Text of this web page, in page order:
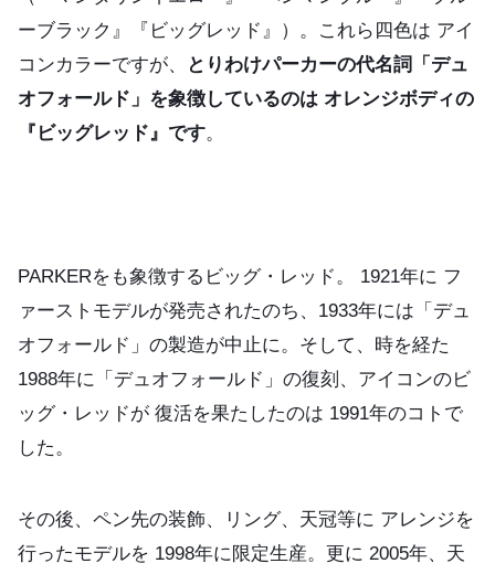
ーブラック』『ビッグレッド』）。これら四色は アイ
コンカラーですが、
とりわけパーカーの代名詞「デュ
オフォールド」を象徴しているのは オレンジボディの
『ビッグレッド』です。
PARKERをも象徴するビッグ・レッド。 1921年に フ
ァーストモデルが発売されたのち、1933年には「デュ
オフォールド」の製造が中止に。そして、時を経た
1988年に「デュオフォールド」の復刻、アイコンのビ
ッグ・レッドが 復活を果たしたのは 1991年のコトで
した。
その後、ペン先の装飾、リング、天冠等に アレンジを
行ったモデルを 1998年に限定生産。更に 2005年、天